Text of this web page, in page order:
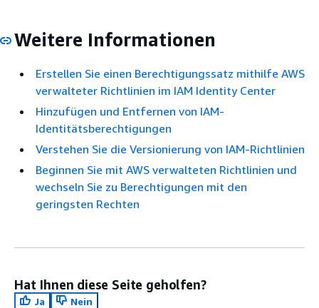
Weitere Informationen
Erstellen Sie einen Berechtigungssatz mithilfe AWS
verwalteter Richtlinien im IAM Identity Center
Hinzufügen und Entfernen von IAM-
Identitätsberechtigungen
Verstehen Sie die Versionierung von IAM-Richtlinien
Beginnen Sie mit AWS verwalteten Richtlinien und
wechseln Sie zu Berechtigungen mit den
geringsten Rechten
Hat Ihnen diese Seite geholfen?
Ja
Nein